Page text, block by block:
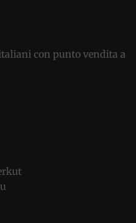
con punto vendita a